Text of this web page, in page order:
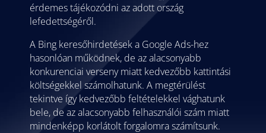
érdemes tájékozódni az adott ország
lefedettségéről.
A Bing keresőhirdetések a Google Ads-hez
hasonlóan működnek, de az alacsonyabb
konkurenciai verseny miatt kedvezőbb kattintási
költségekkel számolhatunk. A megtérülést
tekintve így kedvezőbb feltételekkel vághatunk
bele, de az alacsonyabb felhasználói szám miatt
mindenképp korlátolt forgalomra számítsunk.